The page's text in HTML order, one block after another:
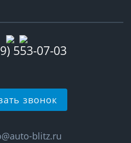
553-07-03
звонок
blitz.ru